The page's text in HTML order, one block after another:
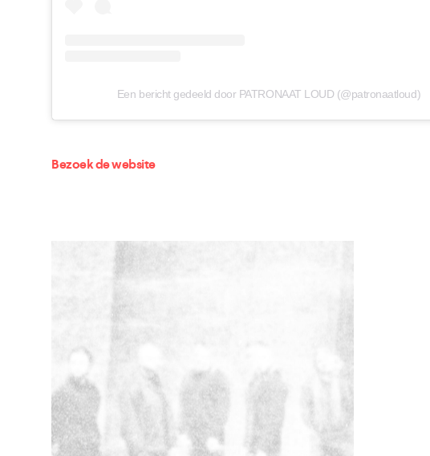
Een bericht gedeeld door PATRONAAT LOUD (@patronaatloud)
Bezoek de website